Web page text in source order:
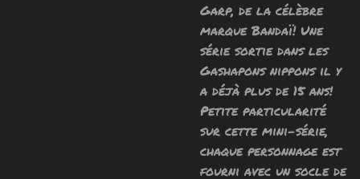
Garp, de la célèbre
marque Bandaï! Une
série sortie dans les
Gashapons nippons il y
a déjà plus de 15 ans!
Petite particularité
sur cette mini-série,
chaque personnage est
fourni avec un socle de